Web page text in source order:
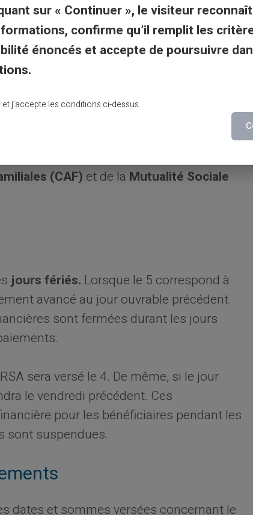
le versement du RSA ne peut pas être
peuvent s’attendre à recevoir
end. Par conséquent, si le 5 est un
4. Si c’est un dimanche, le virement
allocataires la réception de leurs fonds
urgentes. C’est une pratique
(CAF)et de la Mutualité Sociale
jours fériés. Lorsque le 5 correspond à
avancé au jour ouvrable précédent.
sont fermées durant les jours
sera versé le 4. De même, si le jour
le vendredi précédent. Ces
pour les bénéficiaires pendant les
sont suspendues.
dates et sommes versées concernant le
sur « Continuer », le visiteur
confirme qu’il remplit les
énoncés et accepte de poursuivre
et j’accepte les conditions ci-dessus.